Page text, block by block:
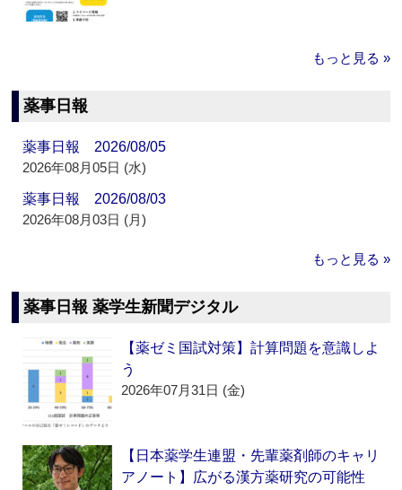
もっと見る »
薬事日報
薬事日報 2026/08/05
2026年08月05日 (水)
薬事日報 2026/08/03
2026年08月03日 (月)
もっと見る »
薬事日報 薬学生新聞デジタル
【薬ゼミ国試対策】計算問題を意識しよ
う
2026年07月31日 (金)
【日本薬学生連盟・先輩薬剤師のキャリ
アノート】広がる漢方薬研究の可能性